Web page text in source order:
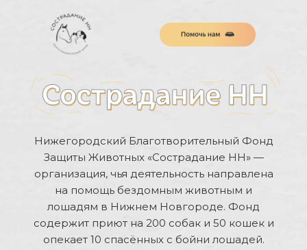
Нижегородский Благотворительный Фонд
Защиты Животных «Сострадание НН» —
организация, чья деятельность направлена
на помощь бездомным животным и
лошадям в Нижнем Новгороде. Фонд
содержит приют на 200 собак и 50 кошек и
опекает 10 спасённых с бойни лошадей.